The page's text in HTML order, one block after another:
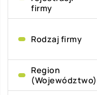
firmy
Rodzaj firmy
Region
(Województwo)